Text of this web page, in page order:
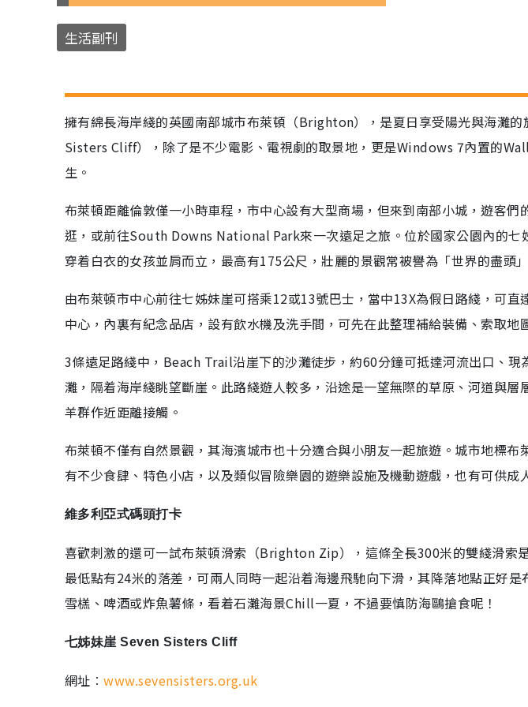
生活副刊
擁有綿長海岸綫的英國南部城市布萊頓（Brighton），是夏日享受陽光與海灘
Sisters Cliff），除了是不少電影、電視劇的取景地，更是Windows 7內置的
生。
布萊頓距離倫敦僅一小時車程，市中心設有大型商場，但來到南部小城，遊客們
逛，或前往South Downs National Park來一次遠足之旅。位於國家公園內的七
穿着白衣的女孩並肩而立，最高有175公尺，壯麗的景觀常被譽為「世界的盡頭
由布萊頓市中心前往七姊妹崖可搭乘12或13號巴士，當中13X為假日路綫，可
中心，內裏有紀念品店，設有飲水機及洗手間，可先在此整理補給裝備、索取地
3條遠足路綫中，Beach Trail沿崖下的沙灘徒步，約60分鐘可抵達河流出口、
灘，隔着海岸綫眺望斷崖。此路綫遊人較多，沿途是一望無際的草原、河道與層
羊群作近距離接觸。
布萊頓不僅有自然景觀，其海濱城市也十分適合與小朋友一起旅遊。城市地標布
有不少食肆、特色小店，以及類似冒險樂園的遊樂設施及機動遊戲，也有可供成
維多利亞式碼頭打卡
喜歡刺激的還可一試布萊頓滑索（Brighton Zip），這條全長300米的雙綫滑索
最低點有24米的落差，可兩人同時一起沿着海邊飛馳向下滑，其降落地點正好
雪榚、啤酒或炸魚薯條，看着石灘海景Chill一夏，不過要慎防海鷗搶食呢！
七姊妹崖 Seven Sisters Cliff
網址︰www.sevensisters.org.uk